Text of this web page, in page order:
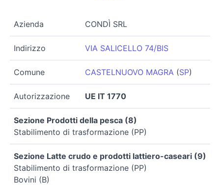
Azienda CONDÌ SRL
Indirizzo VIA SALICELLO 74/BIS
Comune CASTELNUOVO MAGRA (SP)
Autorizzazione UE IT 1770
Sezione Prodotti della pesca (8)
Stabilimento di trasformazione (PP)
Sezione Latte crudo e prodotti lattiero-caseari (9)
Stabilimento di trasformazione (PP)
Bovini (B)